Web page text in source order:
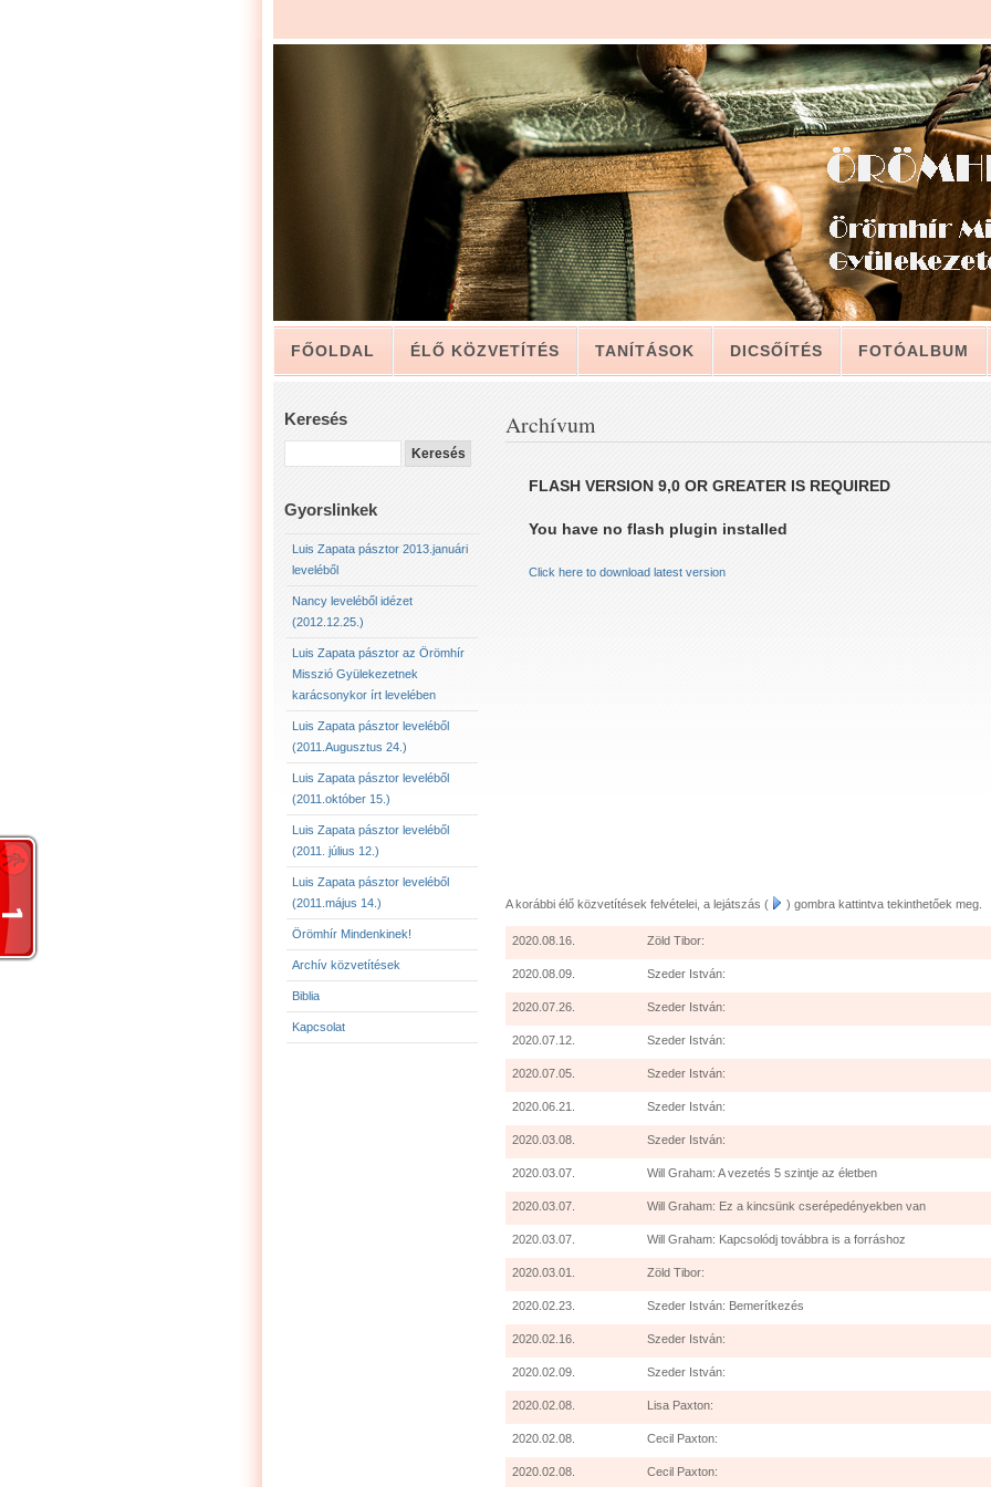
FŐOLDAL ÉLŐ KÖZVETÍTÉS TANÍTÁSOK DICSŐÍTÉS FOTÓALBUM
LUIS ZAPATA PÁSZTOR LEVELÉBŐL, A GYÜLEKEZETNEK (2011. JÚLIUS 12.)
LUIS ZAPATA PÁSZTOR LEVELÉBŐL (2011.AUGUSZTUS 24.)
LUIS ZAPATA PÁSZTOR LEVELÉBŐL (2011.OKTÓBER 15.)
LUIS ZAPATA PÁSZTOR AZ ÖRÖMHÍR MISSZIÓ GYÜLEKEZETNEK KARÁCSONYKOR
2012.12.25. NANCY LEVELÉBŐL IDÉZET:
Keresés
Gyorslinkek
Luis Zapata pásztor 2013.januári
leveléből
Nancy leveléből idézet
(2012.12.25.)
Luis Zapata pásztor az Örömhír
Misszió Gyülekezetnek
karácsonykor írt levelében
Luis Zapata pásztor leveléből
(2011.Augusztus 24.)
Luis Zapata pásztor leveléből
(2011.október 15.)
Luis Zapata pásztor leveléből
(2011. július 12.)
Luis Zapata pásztor leveléből
(2011.május 14.)
Örömhír Mindenkinek!
Archív közvetítések
Biblia
Kapcsolat
Archívum
FLASH VERSION 9,0 OR GREATER IS REQUIRED
You have no flash plugin installed
Click here to download latest version
A korábbi élő közvetítések felvételei, a lejátszás ( ) gombra kattintva tekinthetőek meg.
2020.08.16. Zöld Tibor:
2020.08.09. Szeder István:
2020.07.26. Szeder István:
2020.07.12. Szeder István:
2020.07.05. Szeder István:
2020.06.21. Szeder István:
2020.03.08. Szeder István:
2020.03.07. Will Graham: A vezetés 5 szintje az életben
2020.03.07. Will Graham: Ez a kincsünk cserépedényekben van
2020.03.07. Will Graham: Kapcsolódj továbbra is a forráshoz
2020.03.01. Zöld Tibor:
2020.02.23. Szeder István: Bemerítkezés
2020.02.16. Szeder István:
2020.02.09. Szeder István:
2020.02.08. Lisa Paxton:
2020.02.08. Cecil Paxton:
2020.02.08. Cecil Paxton: